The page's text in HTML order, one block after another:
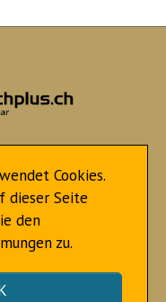
Cookies.
dieser Seite
den
zu.